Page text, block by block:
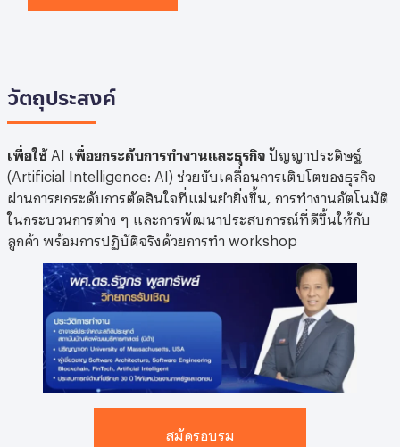
วัตถุประสงค์
เพื่อใช้AI เพื่อยกระดับการทํางานและธุรกิจ ปัญญาประดิษฐ์
(Artificial Intelligence: AI) ช่วยขับเคลื่อนการเติบโตของธุรกิจ
ผ่านการยกระดับการตัดสินใจที่แม่นยำยิ่งขึ้น, การทำงานอัตโนมัติ
ในกระบวนการต่าง ๆ และการพัฒนาประสบการณ์ที่ดีขึ้นให้กับ
ลูกค้า พร้อมการปฏิบัติจริงด้วยการทำ workshop
สมัครอบรม